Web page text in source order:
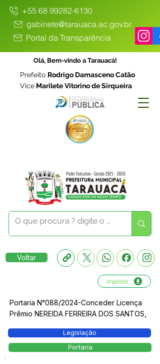
+55 68 99282-6130
gabinete@tarauaca.ac.gov.br
Portal da Transparência
Olá, Bem-vindo a Tarauacá!
Prefeito Rodrigo Damasceno Catão
Vice Marilete Vitorino de Sirqueira
Voltar
Imprimir
Portaria N°088/2024-Conceder Licença
Prêmio NEREIDA FERREIRA DOS SANTOS,
Legislação
Portaria